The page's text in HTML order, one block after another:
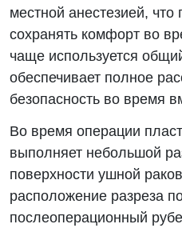
местной анестезией, что
сохранять комфорт во
чаще используется
обеспечивает полное
безопасность во время
Во время операции
выполняет небольшой
поверхности ушной
расположение разреза
послеоперационный